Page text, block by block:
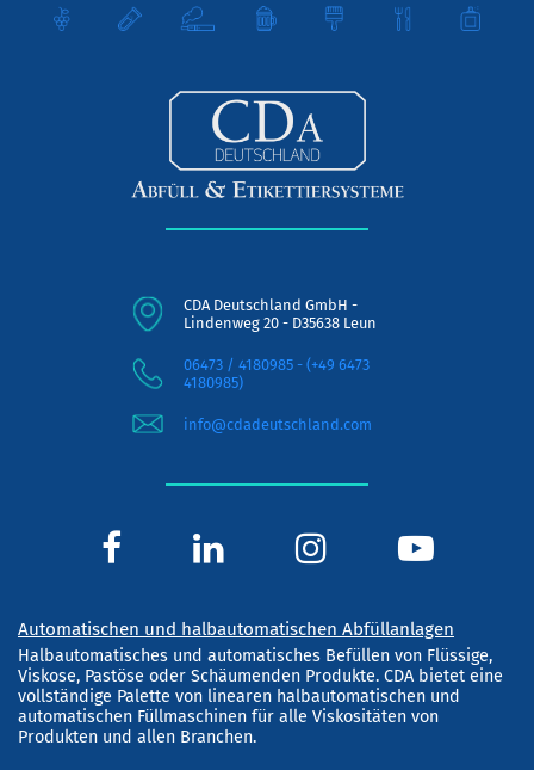
CDA Deutschland GmbH -
Lindenweg 20 - D35638 Leun
06473 / 4180985 - (+49 6473
4180985)
info@cdadeutschland.com
Automatischen und halbautomatischen Abfüllanlagen
Halbautomatisches und automatisches Befüllen von Flüssige,
Viskose, Pastöse oder Schäumenden Produkte. CDA bietet eine
vollständige Palette von linearen halbautomatischen und
automatischen Füllmaschinen für alle Viskositäten von
Produkten und allen Branchen.